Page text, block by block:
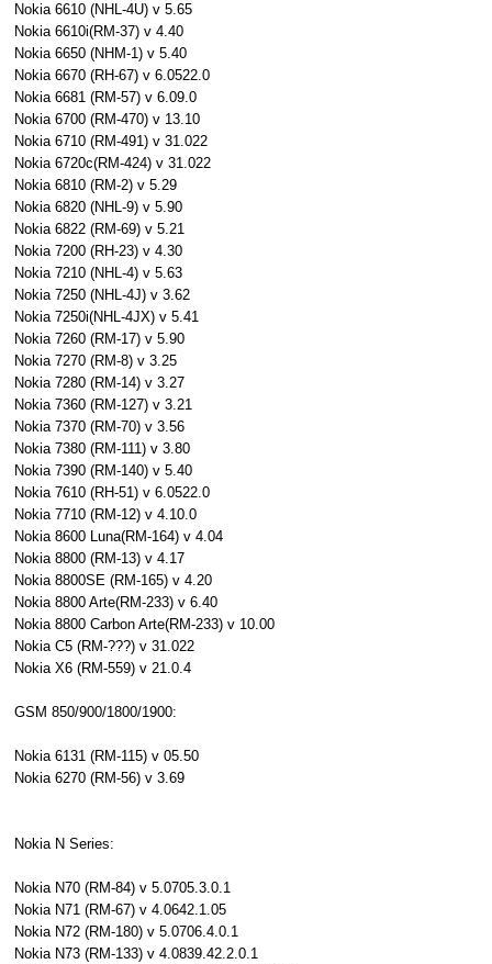
Nokia 6610 (NHL-4U) v 5.65
Nokia 6610i(RM-37) v 4.40
Nokia 6650 (NHM-1) v 5.40
Nokia 6670 (RH-67) v 6.0522.0
Nokia 6681 (RM-57) v 6.09.0
Nokia 6700 (RM-470) v 13.10
Nokia 6710 (RM-491) v 31.022
Nokia 6720c(RM-424) v 31.022
Nokia 6810 (RM-2) v 5.29
Nokia 6820 (NHL-9) v 5.90
Nokia 6822 (RM-69) v 5.21
Nokia 7200 (RH-23) v 4.30
Nokia 7210 (NHL-4) v 5.63
Nokia 7250 (NHL-4J) v 3.62
Nokia 7250i(NHL-4JX) v 5.41
Nokia 7260 (RM-17) v 5.90
Nokia 7270 (RM-8) v 3.25
Nokia 7280 (RM-14) v 3.27
Nokia 7360 (RM-127) v 3.21
Nokia 7370 (RM-70) v 3.56
Nokia 7380 (RM-111) v 3.80
Nokia 7390 (RM-140) v 5.40
Nokia 7610 (RH-51) v 6.0522.0
Nokia 7710 (RM-12) v 4.10.0
Nokia 8600 Luna(RM-164) v 4.04
Nokia 8800 (RM-13) v 4.17
Nokia 8800SE (RM-165) v 4.20
Nokia 8800 Arte(RM-233) v 6.40
Nokia 8800 Carbon Arte(RM-233) v 10.00
Nokia C5 (RM-???) v 31.022
Nokia X6 (RM-559) v 21.0.4
GSM 850/900/1800/1900:
Nokia 6131 (RM-115) v 05.50
Nokia 6270 (RM-56) v 3.69
Nokia N Series:
Nokia N70 (RM-84) v 5.0705.3.0.1
Nokia N71 (RM-67) v 4.0642.1.05
Nokia N72 (RM-180) v 5.0706.4.0.1
Nokia N73 (RM-133) v 4.0839.42.2.0.1